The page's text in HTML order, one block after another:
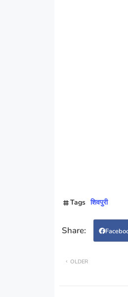
Tags शिवपुरी
OLDER